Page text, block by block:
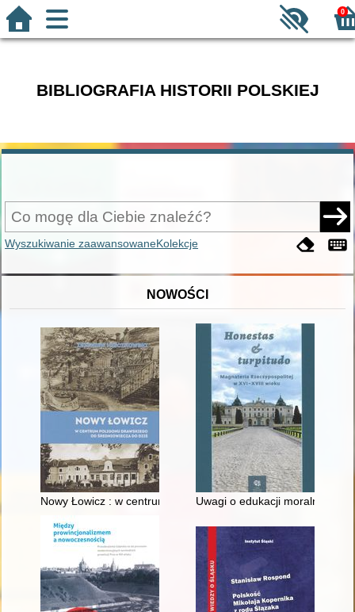
0
BIBLIOGRAFIA HISTORII POLSKIEJ
Wyszukiwanie zaawansowaneKolekcje
NOWOŚCI
Nowy Łowicz : w centrum poligonu drawskiego od
Uwagi o edukacji moralnej